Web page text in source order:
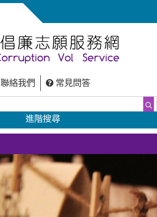
聯絡我們 常見問答
搜
進階搜尋